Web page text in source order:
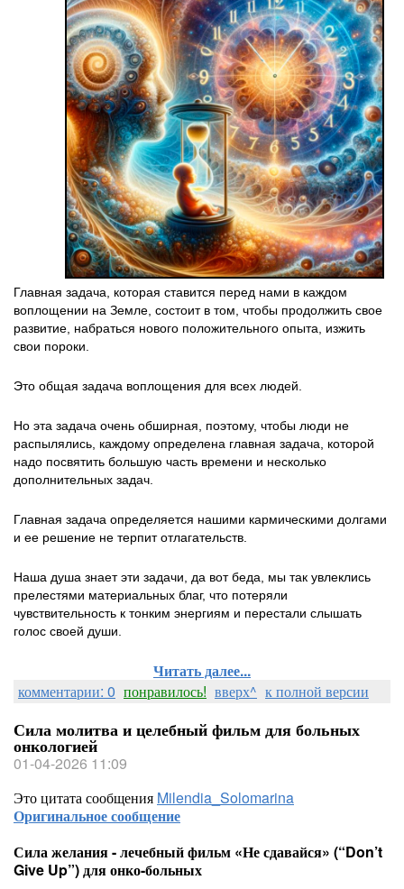
Главная задача, которая ставится перед нами в каждом
воплощении на Земле, состоит в том, чтобы продолжить свое
развитие, набраться нового положительного опыта, изжить
свои пороки.
Это общая задача воплощения для всех людей.
Но эта задача очень обширная, поэтому, чтобы люди не
распылялись, каждому определена главная задача, которой
надо посвятить большую часть времени и несколько
дополнительных задач.
Главная задача определяется нашими кармическими долгами
и ее решение не терпит отлагательств.
Наша душа знает эти задачи, да вот беда, мы так увлеклись
прелестями материальных благ, что потеряли
чувствительность к тонким энергиям и перестали слышать
голос своей души.
Читать далее...
комментарии: 0 понравилось! вверх^ к полной версии
Сила молитва и целебный фильм для больных
онкологией
01-04-2026 11:09
Это цитата сообщения Milendia_Solomarina
Оригинальное сообщение
Сила желания - лечебный фильм «Не сдавайся» (“Don’t
Give Up”) для онко-больных